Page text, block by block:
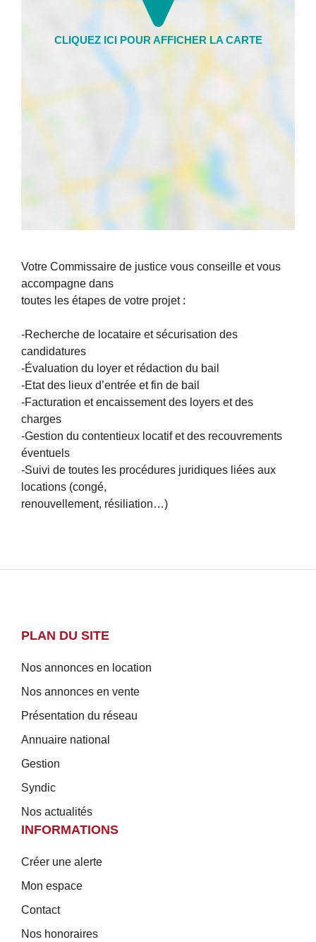
Votre Commissaire de justice vous conseille et vous
accompagne dans
toutes les étapes de votre projet :
-Recherche de locataire et sécurisation des
candidatures
-Évaluation du loyer et rédaction du bail
-Etat des lieux d’entrée et fin de bail
-Facturation et encaissement des loyers et des
charges
-Gestion du contentieux locatif et des recouvrements
éventuels
-Suivi de toutes les procédures juridiques liées aux
locations (congé,
renouvellement, résiliation…)
PLAN DU SITE
Nos annonces en location
Nos annonces en vente
Présentation du réseau
Annuaire national
Gestion
Syndic
Nos actualités
INFORMATIONS
Créer une alerte
Mon espace
Contact
Nos honoraires